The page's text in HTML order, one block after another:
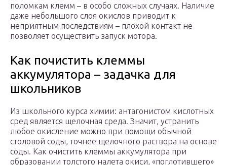
поломкам клемм – в особо сложных случаях. Наличие
даже небольшого слоя окислов приводит к
неприятным последствиям – плохой контакт не
позволяет осуществить запуск мотора.
Как почистить клеммы
аккумулятора – задачка для
школьников
Из школьного курса химии: антагонистом кислотных
сред является щелочная среда. Значит, устранить
любое окисление можно при помощи обычной
столовой соды, точнее щелочного раствора на основе
соды. Как очистить клеммы аккумулятора при
образовании толстого налета окиси, «поглотившего»